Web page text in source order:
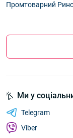
Промтоварний
Ми у
Telegram
Viber